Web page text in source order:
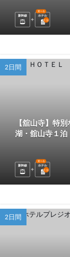
新幹線 ホテル
選べる
1 泊
2日間
【舘山寺】特
湖・舘山寺１泊
新幹線 ホテル
選べる
1 泊
2日間